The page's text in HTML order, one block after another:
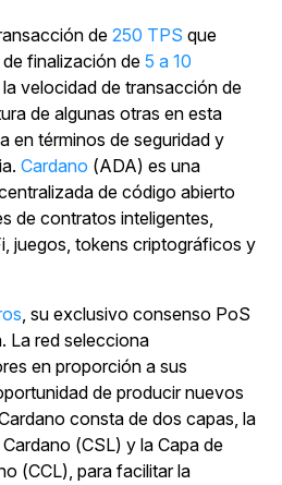
de 250 TPS que
finalización de 5 a 10
la velocidad de transacción de
de algunas otras en esta
en términos de seguridad y
Cardano (ADA) es una
de código abierto
de contratos inteligentes,
juegos, tokens criptográficos y
, su exclusivo consenso PoS
La red selecciona
en proporción a sus
de producir nuevos
consta de dos capas, la
(CSL) y la Capa de
(CCL), para facilitar la